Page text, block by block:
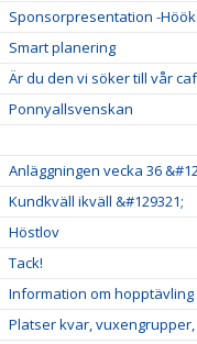
Sponsorpresentation -
Smart planering
Är du den vi söker till vår
Ponnyallsvenskan
Anläggningen vecka 36
Kundkväll ikväll &#129321;
Höstlov
Tack!
Information om hopptävling
Platser kvar,